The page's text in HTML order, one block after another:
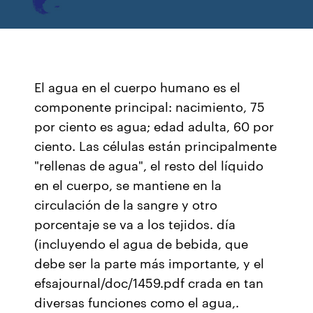
El agua en el cuerpo humano es el
componente principal: nacimiento, 75
por ciento es agua; edad adulta, 60 por
ciento. Las células están principalmente
"rellenas de agua", el resto del líquido
en el cuerpo, se mantiene en la
circulación de la sangre y otro
porcentaje se va a los tejidos. día
(incluyendo el agua de bebida, que
debe ser la parte más importante, y el
efsajournal/doc/1459.pdf crada en tan
diversas funciones como el agua,.